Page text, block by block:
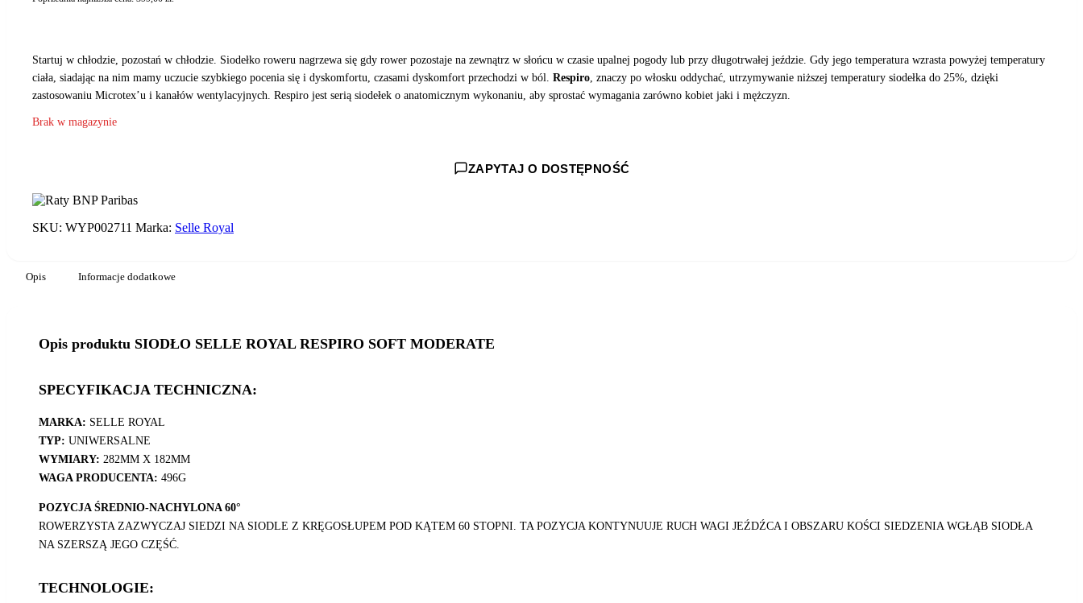
Startuj w chłodzie, pozostań w chłodzie. Siodełko roweru nagrzewa się gdy rower pozostaje na zewnątrz w słońcu w czasie upalnej pogody lub przy długotrwałej jeździe. Gdy jego temperatura wzrasta powyżej temperatury
ciała, siadając na nim mamy uczucie szybkiego pocenia się i dyskomfortu, czasami dyskomfort przechodzi w ból. Respiro, znaczy po włosku oddychać, utrzymywanie niższej temperatury siodełka do 25%, dzięki
zastosowaniu Microtex’u i kanałów wentylacyjnych. Respiro jest serią siodełek o anatomicznym wykonaniu, aby sprostać wymagania zarówno kobiet jaki i mężczyzn.
Brak w magazynie
ZAPYTAJ O DOSTĘPNOŚĆ
SKU: WYP002711 Marka: Selle Royal
Opis Informacje dodatkowe
Opis produktu SIODŁO SELLE ROYAL RESPIRO SOFT MODERATE
SPECYFIKACJA TECHNICZNA:
MARKA: SELLE ROYAL
TYP: UNIWERSALNE
WYMIARY: 282MM X 182MM
WAGA PRODUCENTA: 496G
POZYCJA ŚREDNIO-NACHYLONA 60°
ROWERZYSTA ZAZWYCZAJ SIEDZI NA SIODLE Z KRĘGOSŁUPEM POD KĄTEM 60 STOPNI. TA POZYCJA KONTYNUUJE RUCH WAGI JEŹDŹCA I OBSZARU KOŚCI SIEDZENIA WGŁĄB SIODŁA
NA SZERSZĄ JEGO CZĘŚĆ.
TECHNOLOGIE: